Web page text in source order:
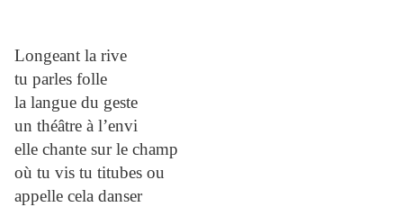
Longeant la rive
tu parles folle
la langue du geste
un théâtre à l’envi
elle chante sur le champ
où tu vis tu titubes ou
appelle cela danser